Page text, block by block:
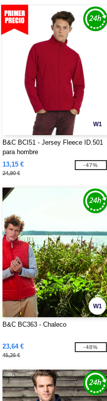
W1
B&C BCI51 - Jersey Fleece ID.501
para hombre
13,15 €
24,90 €
-47%
W1
B&C BC363 - Chaleco
23,64 €
45,26 €
-48%